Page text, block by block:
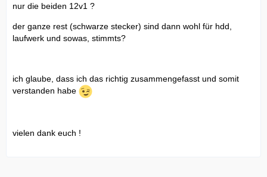
nur die beiden 12v1 ?
der ganze rest (schwarze stecker) sind dann wohl für hdd,
laufwerk und sowas, stimmts?
ich glaube, dass ich das richtig zusammengefasst und somit
verstanden habe
vielen dank euch !